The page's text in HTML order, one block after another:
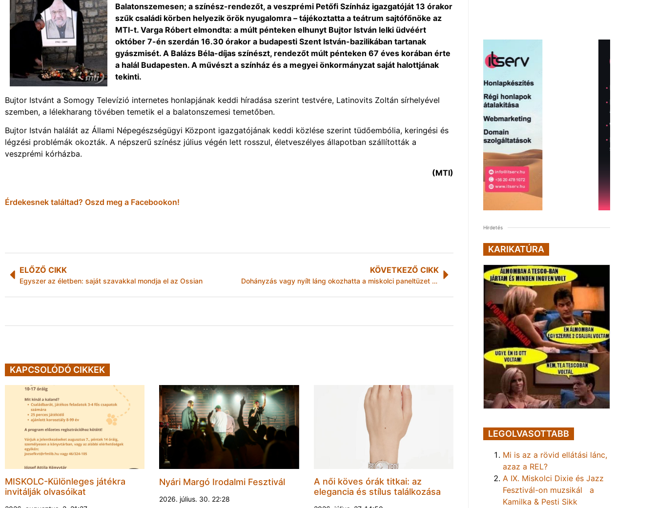
Balatonszemesen; a színész-rendezőt, a veszprémi Petőfi Színház igazgatóját 13 órakor
szűk családi körben helyezik örök nyugalomra – tájékoztatta a teátrum sajtófőnöke az
MTI-t. Varga Róbert elmondta: a múlt pénteken elhunyt Bujtor István lelki üdvéért
október 7-én szerdán 16.30 órakor a budapesti Szent István-bazilikában tartanak
gyászmisét. A Balázs Béla-díjas színészt, rendezőt múlt pénteken 67 éves korában érte
a halál Budapesten. A művészt a színház és a megyei önkormányzat saját halottjának
tekinti.
Bujtor Istvánt a Somogy Televízió internetes honlapjának keddi híradása szerint testvére, Latinovits Zoltán sírhelyével
szemben, a lélekharang tövében temetik el a balatonszemesi temetőben.
Bujtor István halálát az Állami Népegészségügyi Központ igazgatójának keddi közlése szerint tüdőembólia, keringési és
légzési problémák okozták. A népszerű színész július végén lett rosszul, életveszélyes állapotban szállították a
veszprémi kórházba.
(MTI)
Érdekesnek találtad? Oszd meg a Facebookon!
ELŐZŐ CIKK
Egyszer az életben: saját szavakkal mondja el az Ossian
KÖVETKEZŐ CIKK
Dohányzás vagy nyílt láng okozhatta a miskolci paneltüzet augusztusban
KAPCSOLÓDÓ CIKKEK
MISKOLC-Különleges játékra
invitálják olvasóikat
Nyári Margó Irodalmi Fesztivál
2026. július. 30. 22:28
A női köves órák titkai: az
elegancia és stílus találkozása
Hirdetés
KARIKATÚRA
LEGOLVASOTTABB
Mi is az a rövid ellátási lánc,
azaz a REL?
A IX. Miskolci Dixie és Jazz
Fesztivál-on muzsikál a
Kamilka & Pesti Sikk